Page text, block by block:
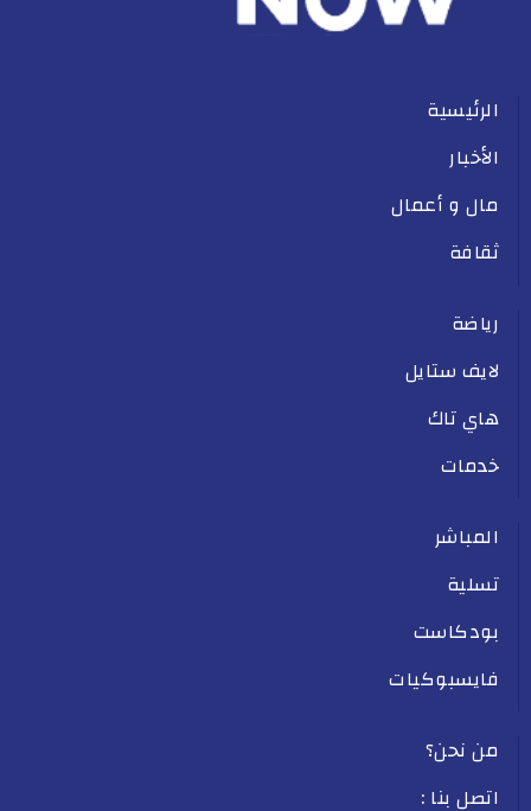
الرئيسية
الأخبار
مال و أعمال
ثقافة
رياضة
لايف ستايل
هاي تاك
خدمات
المباشر
تسلية
بودكاست
فايسبوكيات
من نحن؟
اتصل بنا :